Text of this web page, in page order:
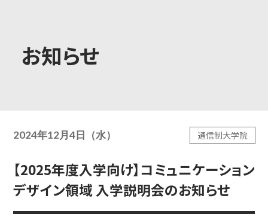
教育・社会連携
お知らせ
2024年12月4日（水） 通信制大学院
【2025年度入学向け】コミュニケーション
デザイン領域 入学説明会のお知らせ